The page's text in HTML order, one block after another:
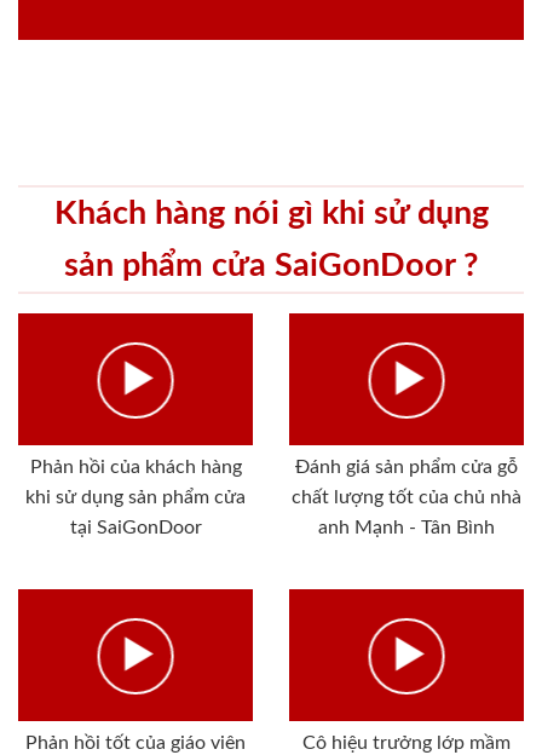
Khách hàng nói gì khi sử dụng
sản phẩm cửa SaiGonDoor ?
Phản hồi của khách hàng
khi sử dụng sản phẩm cửa
tại SaiGonDoor
Đánh giá sản phẩm cửa gỗ
chất lượng tốt của chủ nhà
anh Mạnh - Tân Bình
Phản hồi tốt của giáo viên
Cô hiệu trưởng lớp mầm